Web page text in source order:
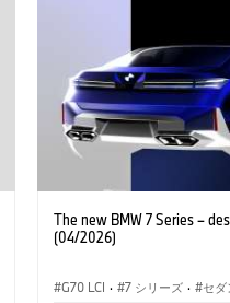
The new BMW 7 Series –
(04/2026)
G70 LCI · 7 シリーズ · セダ